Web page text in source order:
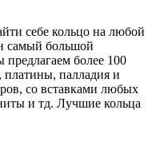
себе кольцо на любой
самый большой
более 100
платины, палладия и
со вставками любых
и тд. Лучшие кольца